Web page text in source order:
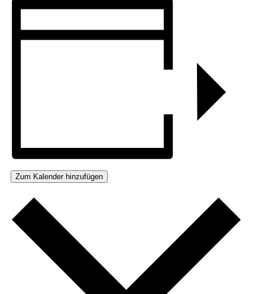
Zum Kalender hinzufügen